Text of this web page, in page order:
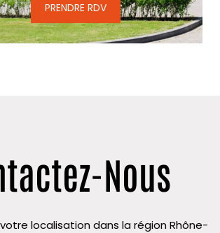
PRENDRE RDV
Nous
localisation dans la région Rhône-